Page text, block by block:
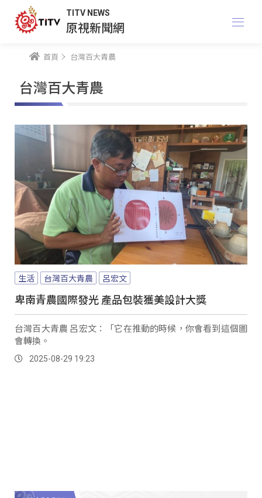
TITV NEWS
原視新聞網
首頁 台灣百大青農
台灣百大青農
生活 台灣百大青農 呂宏文
卑南青農國際發光 產品包裝獲美設計大獎
台灣百大青農 呂宏文：「它在推動的時候，你會看到這個圖
會轉換。
2025-08-29 19:23